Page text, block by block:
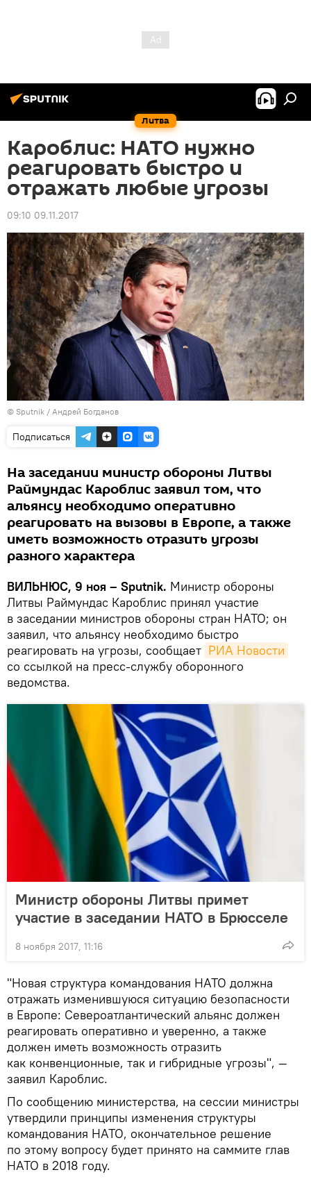
Литва
Кароблис: НАТО нужно
реагировать быстро и
отражать любые угрозы
09:10 09.11.2017
© Sputnik / Андрей Богданов
Подписаться
На заседании министр обороны Литвы
Раймундас Кароблис заявил том, что
альянсу необходимо оперативно
реагировать на вызовы в Европе, а также
иметь возможность отразить угрозы
разного характера
ВИЛЬНЮС, 9 ноя – Sputnik. Министр обороны
Литвы Раймундас Кароблис принял участие
в заседании министров обороны стран НАТО; он
заявил, что альянсу необходимо быстро
реагировать на угрозы, сообщает РИА Новости
со ссылкой на пресс-службу оборонного
ведомства.
Министр обороны Литвы примет
участие в заседании НАТО в Брюсселе
8 ноября 2017, 11:16
"Новая структура командования НАТО должна
отражать изменившуюся ситуацию безопасности
в Европе: Североатлантический альянс должен
реагировать оперативно и уверенно, а также
должен иметь возможность отразить
как конвенционные, так и гибридные угрозы", —
заявил Кароблис.
По сообщению министерства, на сессии министры
утвердили принципы изменения структуры
командования НАТО, окончательное решение
по этому вопросу будет принято на саммите глав
НАТО в 2018 году.